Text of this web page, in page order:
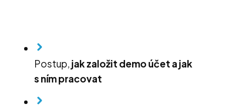
Postup, jak založit demo účet a jak
s ním pracovat